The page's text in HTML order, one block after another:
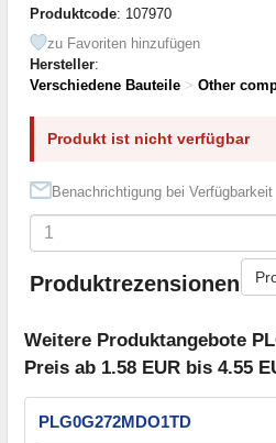
Produktcode: 107970
zu Favoriten hinzufügen
Hersteller:
Verschiedene Bauteile > Other
Produkt ist nicht verfügbar
Benachrichtigung bei Verfügbarkeit
Produktrezensionen
Weitere Produktangebote
Preis ab 1.58 EUR bis 4.55
PLG0G272MDO1TD